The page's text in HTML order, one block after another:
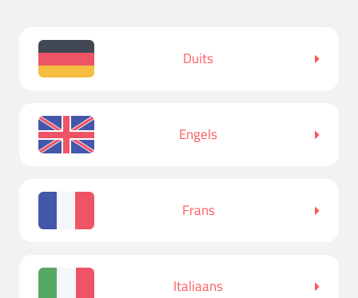
Duits
Engels
Frans
Italiaans